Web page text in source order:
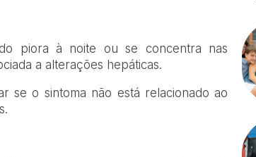
piora à noite ou se concentra nas
a alterações hepáticas.
se o sintoma não está relacionado ao